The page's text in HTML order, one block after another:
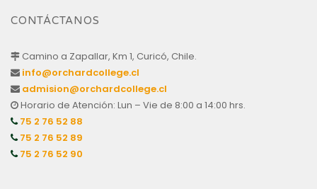
CONTÁCTANOS
Camino a Zapallar, Km 1, Curicó, Chile.
info@orchardcollege.cl
admision@orchardcollege.cl
Horario de Atención: Lun – Vie de 8:00 a 14:00 hrs.
75 2 76 52 88
75 2 76 52 89
75 2 76 52 90